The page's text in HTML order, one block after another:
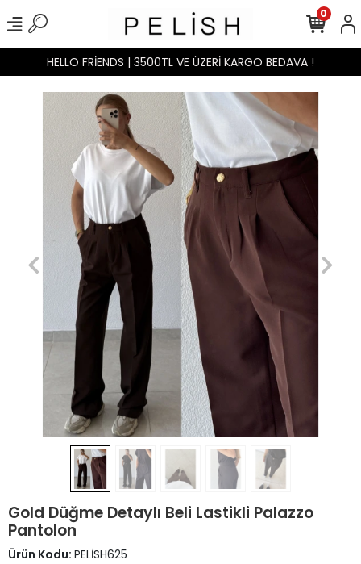
HELLO FRİENDS | 3500TL VE ÜZERİ KARGO BEDAVA !
0
Gold Düğme Detaylı Beli Lastikli Palazzo
Pantolon
Ürün Kodu: PELİSH625